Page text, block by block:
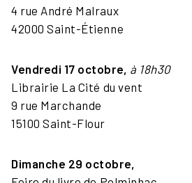
4 rue André Malraux
42000 Saint-Étienne
Vendredi 17 octobre, à 18h30
Librairie La Cité du vent
9 rue Marchande
15100 Saint-Flour
Dimanche 29 octobre,